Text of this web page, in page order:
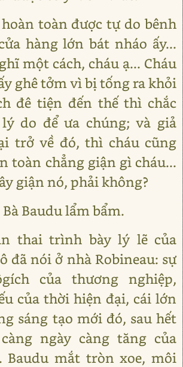
toàn được tự do bênh
hàng lớn bát nháo ấy...
một cách, cháu ạ... Cháu
ghê tởm vì bị tống ra khỏi
đê tiện đến thế thì chắc
do để ưa chúng; và giả
trở về đó, thì cháu cũng
toàn chẳng giận gì cháu...
giận nó, phải không?
Baudu lẩm bẩm.
thai trình bày lý lẽ của
đã nói ở nhà Robineau: sự
của thương nghiệp,
của thời hiện đại, cái lớn
sáng tạo mới đó, sau hết
ngày càng tăng của
Baudu mắt tròn xoe, môi